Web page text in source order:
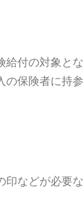
付の対象と
保険者に持
などが必要